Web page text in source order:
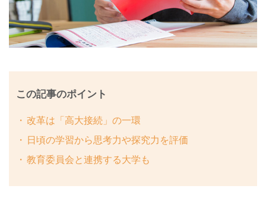
この記事のポイント
改革は「高大接続」の一環
日頃の学習から思考力や探究力を評価
教育委員会と連携する大学も